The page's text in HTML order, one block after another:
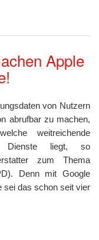
Apple
von Nutzern
abrufbar zu machen,
weitreichende
Dienste liegt, so
zum Thema
Denn mit Google
sei das schon seit vier